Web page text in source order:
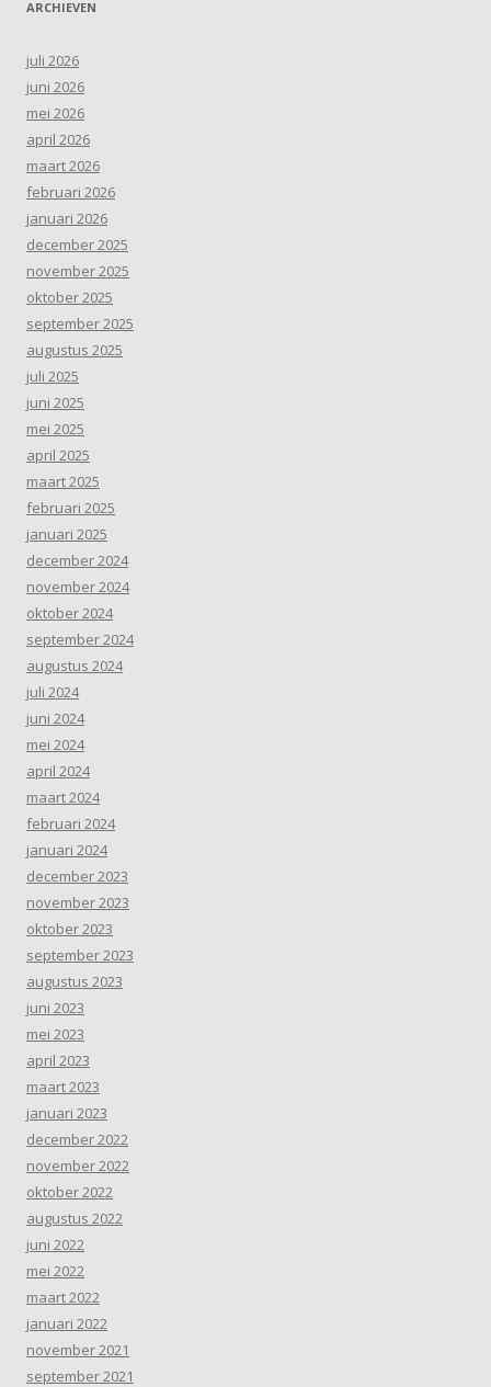
ARCHIEVEN
juli 2026
juni 2026
mei 2026
april 2026
maart 2026
februari 2026
januari 2026
december 2025
november 2025
oktober 2025
september 2025
augustus 2025
juli 2025
juni 2025
mei 2025
april 2025
maart 2025
februari 2025
januari 2025
december 2024
november 2024
oktober 2024
september 2024
augustus 2024
juli 2024
juni 2024
mei 2024
april 2024
maart 2024
februari 2024
januari 2024
december 2023
november 2023
oktober 2023
september 2023
augustus 2023
juni 2023
mei 2023
april 2023
maart 2023
januari 2023
december 2022
november 2022
oktober 2022
augustus 2022
juni 2022
mei 2022
maart 2022
januari 2022
november 2021
september 2021